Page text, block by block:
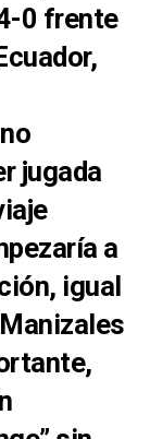
0 frente
jugada
a
igual